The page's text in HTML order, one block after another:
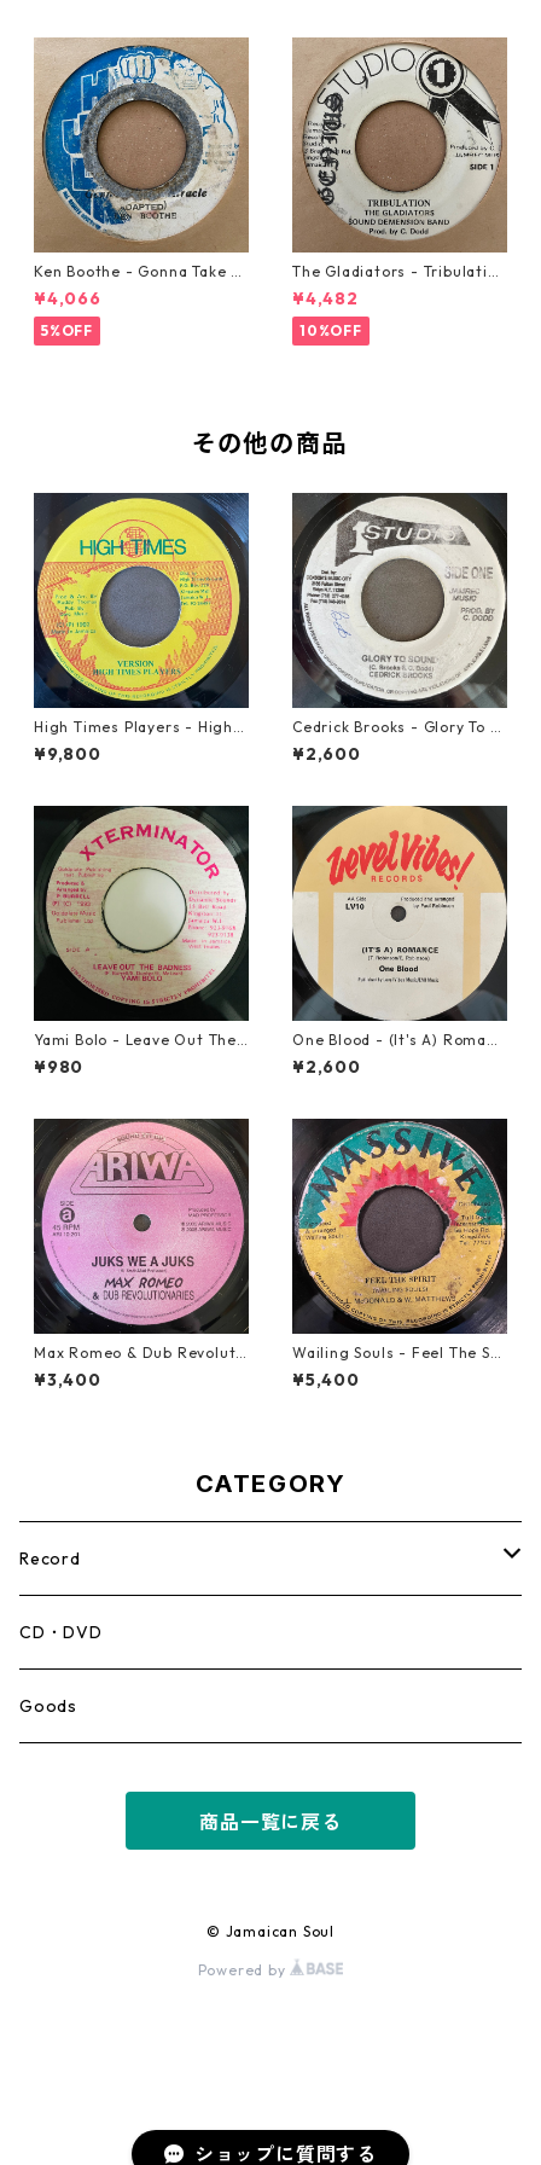
ショップに質問する
Ken Boothe - Gonna Take A
Miracle【7-21362】
¥4,066
5%OFF
The Gladiators - Tribulation
【7-21365】
¥4,482
10%OFF
その他の商品
High Times Players - High T
imes Theme【7-21926】
¥9,800
Cedrick Brooks - Glory To S
ounds【7-21786】
¥2,600
Yami Bolo - Leave Out The
Badness 【7-10916】
¥980
One Blood - (It's A) Romanc
e【12-50054】
¥2,600
Max Romeo & Dub Revoluti
onaries - Juks We A Juks【1
0-90000】
¥3,400
Wailing Souls - Feel The Spi
rit【7-21955】
¥5,400
CATEGORY
Record
Mento,Calypso,Ballad
Ska
Early Dancehall
CD・DVD
Goods
商品一覧に戻る
© Jamaican Soul
Powered by